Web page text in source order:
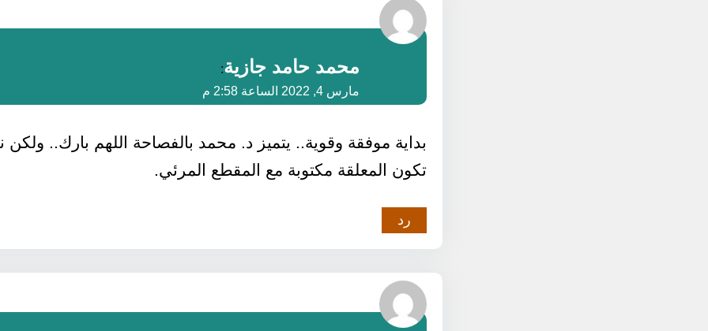
محمد حامد جازية:
مارس 4, 2022 الساعة 2:58 م
بداية موفقة وقوية.. يتميز د. محمد بالفصاحة اللهم بارك.. ولكن
تكون المعلقة مكتوبة مع المقطع المرئي.
رد